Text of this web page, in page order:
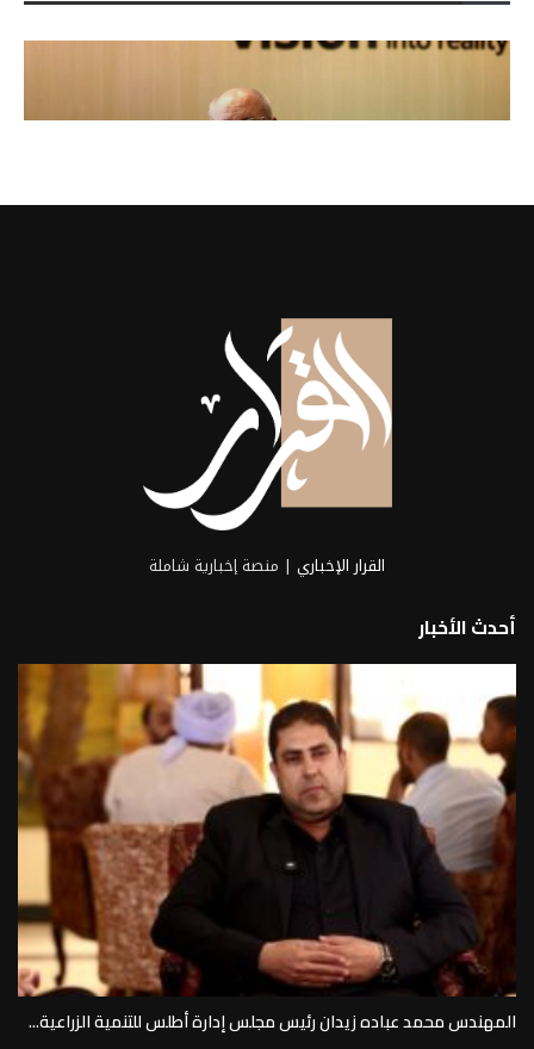
2026-06-21
القرار الإخباري| منصة إخبارية شاملة
أحدث الأخبار